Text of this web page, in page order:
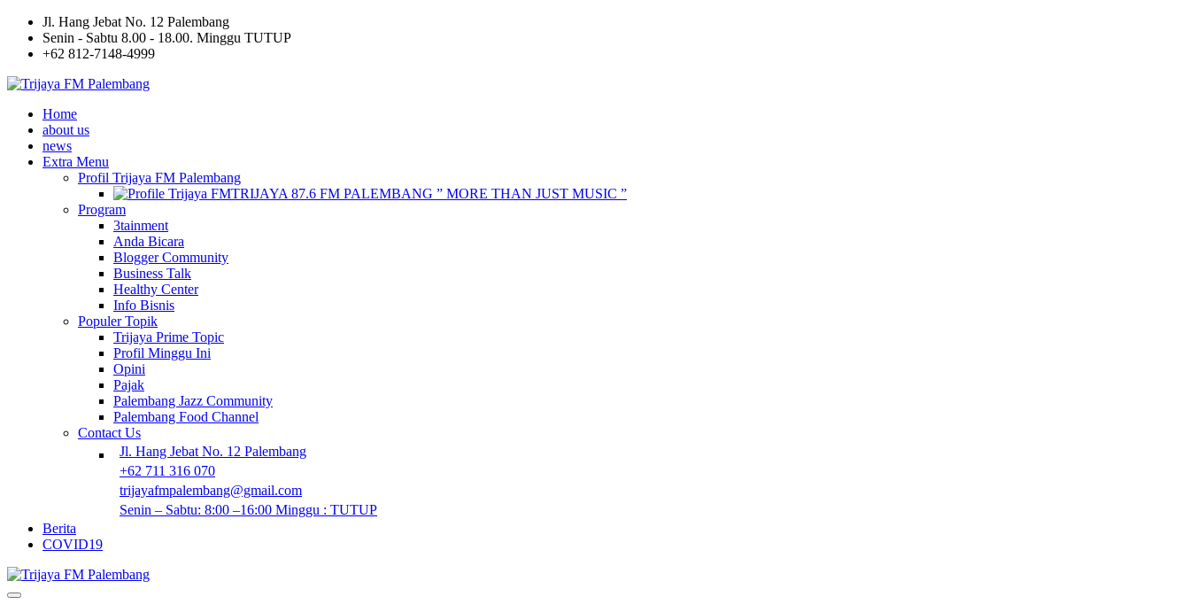
Jl. Hang Jebat No. 12 Palembang
Senin - Sabtu 8.00 - 18.00. Minggu TUTUP
+62 812-7148-4999
Home
about us
news
Extra Menu
Profil Trijaya FM Palembang
TRIJAYA 87.6 FM PALEMBANG ” MORE THAN JUST MUSIC ”
Program
3tainment
Anda Bicara
Blogger Community
Business Talk
Healthy Center
Info Bisnis
Populer Topik
Trijaya Prime Topic
Profil Minggu Ini
Opini
Pajak
Palembang Jazz Community
Palembang Food Channel
Contact Us
Jl. Hang Jebat No. 12 Palembang
+62 711 316 070
trijayafmpalembang@gmail.com
Senin – Sabtu: 8:00 –16:00 Minggu : TUTUP
Berita
COVID19